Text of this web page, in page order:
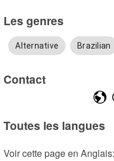
Les genres
Alternative Brazilian
Contact
Toutes les langues
Voir cette page en Anglais: